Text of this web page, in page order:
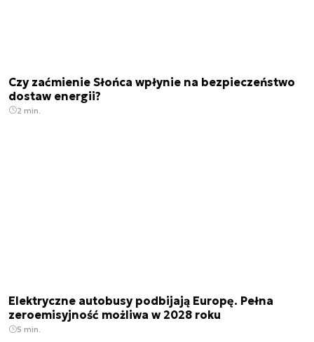
Czy zaćmienie Słońca wpłynie na bezpieczeństwo
dostaw energii?
2 min.
Elektryczne autobusy podbijają Europę. Pełna
zeroemisyjność możliwa w 2028 roku
5 min.